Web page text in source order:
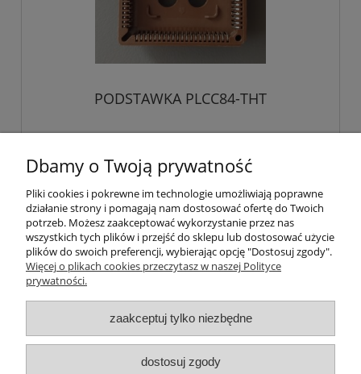
PODSTAWKA PLCC84-THT
zawiera 23% VAT, bez kosztów dostawy
Cena netto:4,07 zł
do koszyka
O nas
Dbamy o Twoją prywatność
Pliki cookies i pokrewne im technologie umożliwiają poprawne
działanie strony i pomagają nam dostosować ofertę do Twoich
potrzeb. Możesz zaakceptować wykorzystanie przez nas
wszystkich tych plików i przejść do sklepu lub dostosować użycie
plików do swoich preferencji, wybierając opcję "Dostosuj zgody".
Więcej o plikach cookies przeczytasz w naszej Polityce
prywatności.
zaakceptuj tylko niezbędne
dostosuj zgody